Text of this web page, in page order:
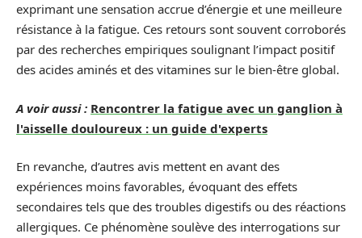
exprimant une sensation accrue d’énergie et une meilleure
résistance à la fatigue. Ces retours sont souvent corroborés
par des recherches empiriques soulignant l’impact positif
des acides aminés et des vitamines sur le bien-être global.
A voir aussi : Rencontrer la fatigue avec un ganglion à
l'aisselle douloureux : un guide d'experts
En revanche, d’autres avis mettent en avant des
expériences moins favorables, évoquant des effets
secondaires tels que des troubles digestifs ou des réactions
allergiques. Ce phénomène soulève des interrogations sur